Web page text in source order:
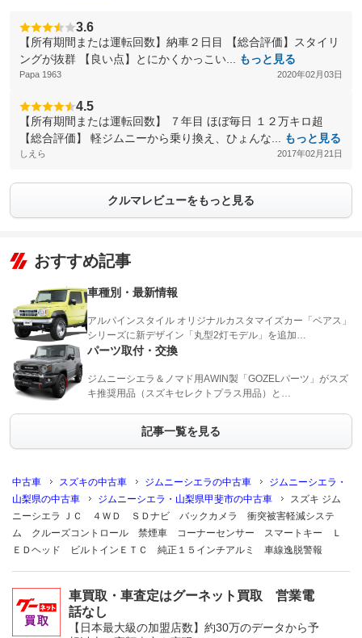
3.6
【所有期間または運転回数】納車２日目 【総合評価】スタイリ
ングが抜群 【良い点】とにかくかっこい...
もっと見る
Papa 1963 2020年02月03日
4.5
【所有期間または運転回数】 ７年目 ほぼ毎日 １２万キロ超
【総合評価】 軽ジムニーから乗り換え、ひょんな...
もっと見る
しえら 2017年02月21日
クルマレビューをもっと見る
おすすめ記事
車種別・最新情報
アルパインスタイル オリジナルカスタマイズカー「ベアス」
シリーズに新デザイン「丸型2灯モデル」を追加…
パーツ取付・交換
ジムニーシエラ＆ノマド用AWIN製「GOZELパーツ」がスズ
キ推奨用品（スズキセレクトプラス用品）と…
記事一覧を見る
中古車 スズキの中古車 ジムニーシエラの中古車
ジムニーシエラ・
山梨県の中古車
ジムニーシエラ・山梨県甲斐市の中古車
スズキ ジム
ニーシエラ ＪＣ ４ＷＤ ＳＤナビ バックカメラ 衝突被害軽減システ
ム クルーズコントロール 禁煙車 コーナーセンサー スマートキー Ｌ
ＥＤヘッド ビルトインＥＴＣ 純正１５インチアルミ 車線逸脱警報
車買取・車査定はグーネット買取 営業電
話なし
【日本最大級の加盟店数】約30万のデータから予